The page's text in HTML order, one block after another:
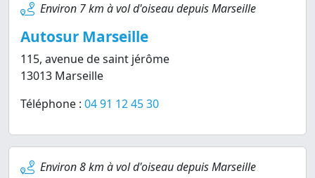
Environ 7 km à vol d'oiseau depuis Marseille
Autosur Marseille
115, avenue de saint jérôme
13013 Marseille
Téléphone : 04 91 12 45 30
Environ 8 km à vol d'oiseau depuis Marseille